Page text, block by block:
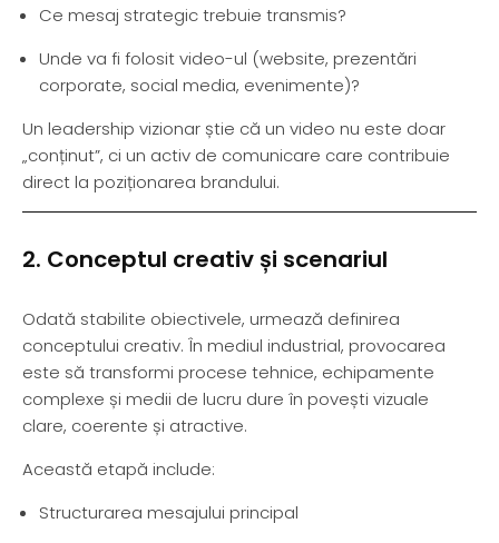
Ce mesaj strategic trebuie transmis?
Unde va fi folosit video-ul (website, prezentări
corporate, social media, evenimente)?
Un leadership vizionar știe că un video nu este doar
„conținut”, ci un activ de comunicare care contribuie
direct la poziționarea brandului.
2. Conceptul creativ și scenariul
Odată stabilite obiectivele, urmează definirea
conceptului creativ. În mediul industrial, provocarea
este să transformi procese tehnice, echipamente
complexe și medii de lucru dure în povești vizuale
clare, coerente și atractive.
Această etapă include:
Structurarea mesajului principal